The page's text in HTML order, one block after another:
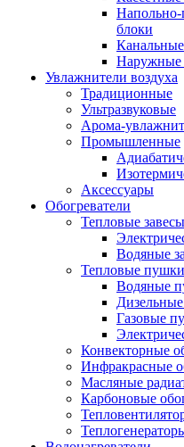
блоки
Наружные
Увлажнители воздуха
Традиционные
Ультразвуковые
Арома-
Промышленныe
Аксессуары
Обогреватели
Тепловые завесы
Водяные
Тепловые пушки
Водяные
Газовые
Конвекторные
Инфракрасные
Масляные
Карбоновые